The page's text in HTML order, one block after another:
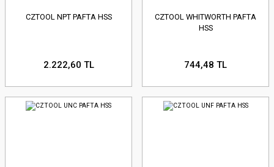
CZTOOL NPT PAFTA HSS
2.222,60 TL
CZTOOL WHITWORTH PAFTA
HSS
744,48 TL